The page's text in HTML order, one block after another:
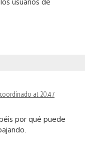
at 20:47
por qué puede